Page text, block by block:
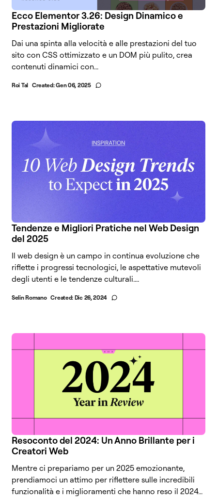
Ecco Elementor 3.26: Design Dinamico e
Prestazioni Migliorate
Dai una spinta alla velocità e alle prestazioni del tuo
sito con CSS ottimizzato e un DOM più pulito, crea
contenuti dinamici con...
Roi Tal Created:Gen 06, 2025
Tendenze e Migliori Pratiche nel Web Design
del 2025
Il web design è un campo in continua evoluzione che
riflette i progressi tecnologici, le aspettative mutevoli
degli utenti e le tendenze culturali....
Selin Romano Created: Dic 26, 2024
Resoconto del 2024: Un Anno Brillante per i
Creatori Web
Mentre ci prepariamo per un 2025 emozionante,
prendiamoci un attimo per riflettere sulle incredibili
funzionalità e i miglioramenti che hanno reso il 2024...